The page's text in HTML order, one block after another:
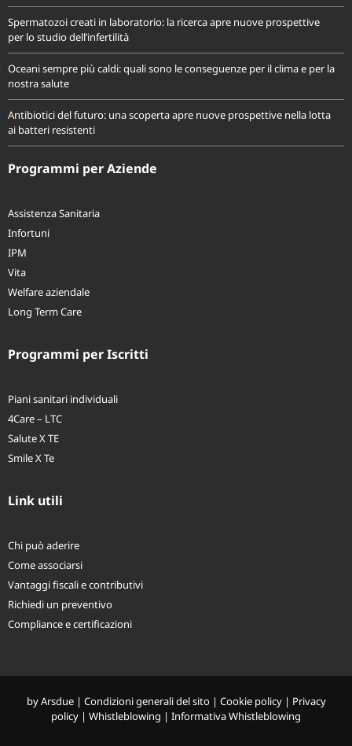
Spermatozoi creati in laboratorio: la ricerca apre nuove prospettive
per lo studio dell’infertilità
Oceani sempre più caldi: quali sono le conseguenze per il clima e per la
nostra salute
Antibiotici del futuro: una scoperta apre nuove prospettive nella lotta
ai batteri resistenti
Programmi per Aziende
Assistenza Sanitaria
Infortuni
IPM
Vita
Welfare aziendale
Long Term Care
Programmi per Iscritti
Piani sanitari individuali
4Care – LTC
Salute X TE
Smile X Te
Link utili
Chi può aderire
Come associarsi
Vantaggi fiscali e contributivi
Richiedi un preventivo
Compliance e certificazioni
byArsdue| Condizioni generali del sito| Cookie policy| Privacy
policy | Whistleblowing | Informativa Whistleblowing